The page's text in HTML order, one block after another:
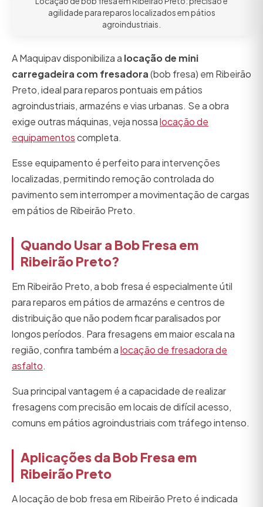
agilidade para reparos localizados em pátios
agroindustriais.
A Maquipav disponibiliza a locação de mini
carregadeira com fresadora(bob fresa) em Ribeirão
Preto, ideal para reparos pontuais em pátios
agroindustriais, armazéns e vias urbanas. Se a obra
exige outras máquinas, veja nossalocação de
equipamentoscompleta.
Esse equipamento é perfeito para intervenções
localizadas, permitindo remoção controlada do
pavimento sem interromper a movimentação de cargas
em pátios de Ribeirão Preto.
Quando Usar a Bob Fresa em
Ribeirão Preto?
Em Ribeirão Preto, a bob fresa é especialmente útil
para reparos em pátios de armazéns e centros de
distribuição que não podem ficar paralisados por
longos períodos. Para fresagens em maior escala na
região, confira também alocação de fresadora de
asfalto.
Sua principal vantagem é a capacidade de realizar
fresagens com precisão em locais de difícil acesso,
comuns em pátios agroindustriais com tráfego intenso.
Aplicações da Bob Fresa em
Ribeirão Preto
A locação de bob fresa em Ribeirão Preto é indicada